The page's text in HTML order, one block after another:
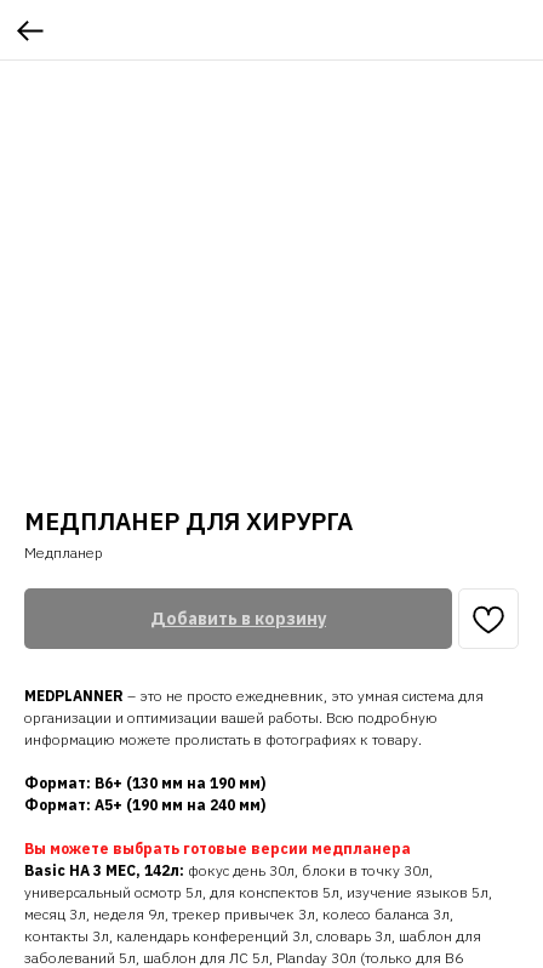
МЕДПЛАНЕР ДЛЯ ХИРУРГА
Медпланер
Добавить в корзину
MEDPLANNER – это не просто ежедневник, это умная система для
организации и оптимизации вашей работы. Всю подробную
информацию можете пролистать в фотографиях к товару.
Формат: В6+ (130 мм на 190 мм)
Формат: А5+ (190 мм на 240 мм)
Вы можете выбрать готовые версии медпланера
Basic НА 3 МЕС, 142л: фокус день 30л, блоки в точку 30л,
универсальный осмотр 5л, для конспектов 5л, изучение языков 5л,
месяц 3л, неделя 9л, трекер привычек 3л, колесо баланса 3л,
контакты 3л, календарь конференций 3л, словарь 3л, шаблон для
заболеваний 5л, шаблон для ЛС 5л, Planday 30л (только для В6